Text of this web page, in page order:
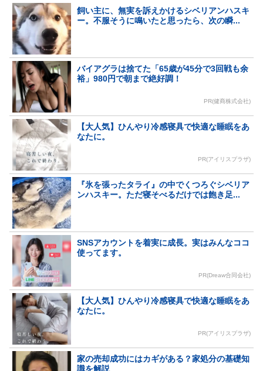
飼い主に、無実を訴えかけるシベリアンハスキ
ー。不服そうに鳴いたと思ったら、次の瞬...
バイアグラは捨てた「65歳が45分で3回戦も余
裕」980円で朝まで絶好調！
PR(健商株式会社)
【大人気】ひんやり冷感寝具で快適な睡眠をあ
なたに。
PR(アイリスプラザ)
『氷を張ったタライ』の中でくつろぐシベリア
ンハスキー。ただ寝そべるだけでは飽き足...
SNSアカウントを着実に成長。実はみんなココ
使ってます。
PR(Dreaw合同会社)
【大人気】ひんやり冷感寝具で快適な睡眠をあ
なたに。
PR(アイリスプラザ)
家の売却成功にはカギがある？家処分の基礎知
識を解説